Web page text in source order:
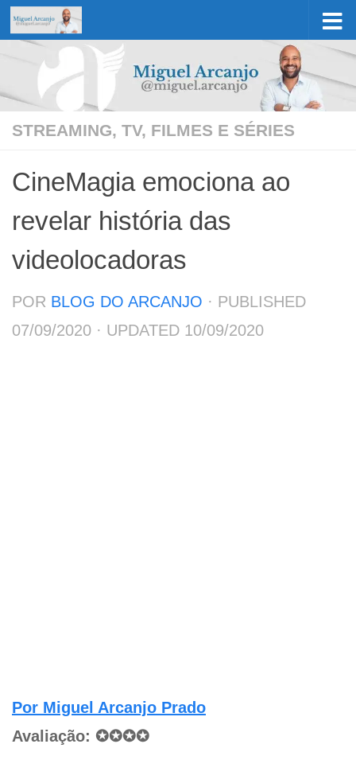
Skip to content
STREAMING, TV, FILMES E SÉRIES
CineMagia emociona ao
revelar história das
videolocadoras
POR BLOG DO ARCANJO · PUBLISHED
07/09/2020 · UPDATED 10/09/2020
Por Miguel Arcanjo Prado
Avaliação: ✪✪✪✪